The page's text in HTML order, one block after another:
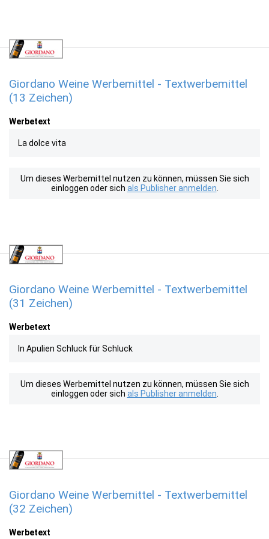
Giordano Weine Werbemittel - Textwerbemittel
(13 Zeichen)
Werbetext
La dolce vita
Um dieses Werbemittel nutzen zu können, müssen Sie sich
einloggen oder sich als Publisher anmelden
Giordano Weine Werbemittel - Textwerbemittel
(31 Zeichen)
Werbetext
In Apulien Schluck für Schluck
Um dieses Werbemittel nutzen zu können, müssen Sie sich
einloggen oder sich als Publisher anmelden
Giordano Weine Werbemittel - Textwerbemittel
(32 Zeichen)
Werbetext